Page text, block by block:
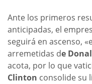
Ante los primeros
anticipadas, el
seguirá en ascenso,
arremetidas de
acota, por lo que
Clinton consolide su